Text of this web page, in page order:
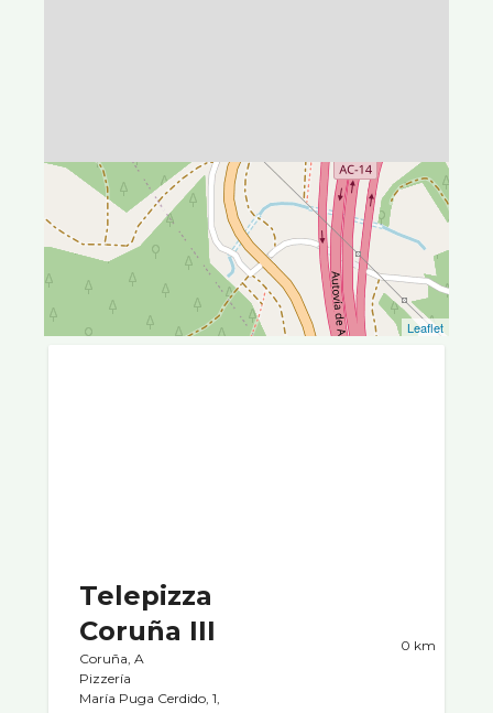
Leaflet
Telepizza
Coruña III
Coruña, A
Pizzerí­a
Marí­a Puga Cerdido, 1,
0 km